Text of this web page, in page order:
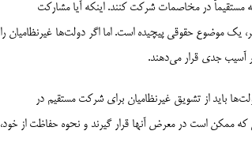
مستقیماً در مخاصمات شرکت کنند. اینکه آیا مشارکت
موضوع حقوقی پیچیده است. اما اگر دولت‌ها غیرنظامیان را
آسیب جدی قرار می‌دهند.
باید از تشویق غیرنظامیان برای شرکت مستقیم در
ممکن است در معرض آنها قرار گیرند و نحوه حفاظت از خود،